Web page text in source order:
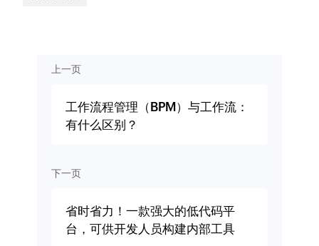
上一页
工作流程管理（BPM）与工作流：
有什么区别？
下一页
省时省力！一款强大的低代码平
台，可供开发人员构建内部工具